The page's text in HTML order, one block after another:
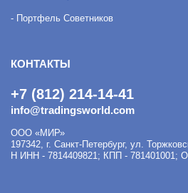
- Портфель Советников
КОНТАКТЫ
+7 (812) 214-14-41
info@tradingsworld.com
ООО «МИР»
197342, г. Санкт-Петербург, ул.
Н ИНН - 7814409821; КПП - 781401001;